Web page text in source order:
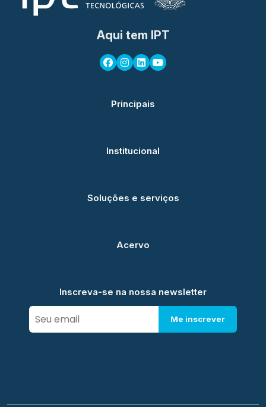
Aqui tem IPT
Principais
Institucional
Soluções e serviços
Acervo
Inscreva-se na nossa newsletter
Me inscrever